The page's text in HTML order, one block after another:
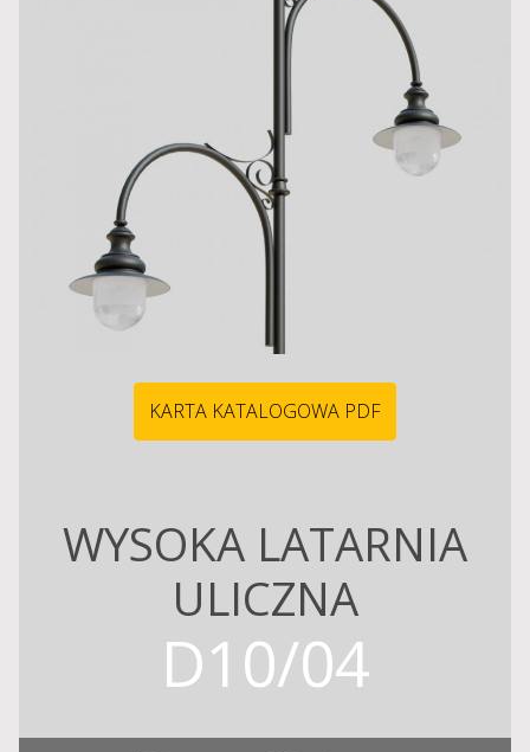
KARTA KATALOGOWA PDF
WYSOKA LATARNIA
ULICZNA
D10/04